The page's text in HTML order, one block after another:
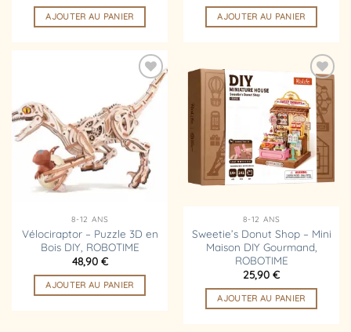
AJOUTER AU PANIER AJOUTER AU PANIER
Ajouter
à la
liste
d’envies
8-12 ANS
Vélociraptor – Puzzle 3D en
Bois DIY, ROBOTIME
48,90 €
AJOUTER AU PANIER
Ajouter
à la
liste
d’envies
8-12 ANS
Sweetie’s Donut Shop – Mini
Maison DIY Gourmand,
ROBOTIME
25,90 €
AJOUTER AU PANIER